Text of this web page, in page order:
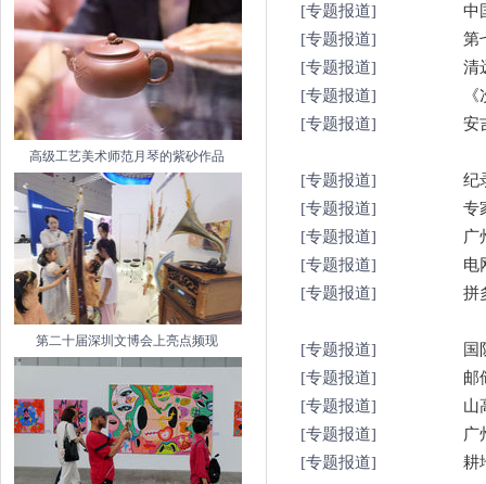
高级工艺美术师范月琴的紫砂作品
第二十届深圳文博会上亮点频现
[专题报道]
中
[专题报道]
第
[专题报道]
清
[专题报道]
[专题报道]
安
[专题报道]
纪
[专题报道]
专
[专题报道]
广
[专题报道]
电
[专题报道]
[专题报道]
国
[专题报道]
[专题报道]
[专题报道]
广
[专题报道]
耕